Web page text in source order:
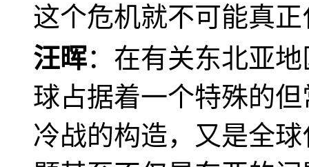
这个危机就不可能真
汪晖：在有关东北亚
球占据着一个特殊的
冷战的构造，又是全